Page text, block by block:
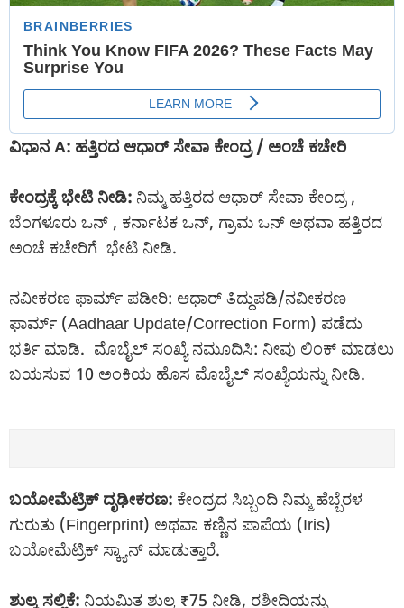
ವಿಧಾನ A: ಹತ್ತಿರದ ಆಧಾರ್ ಸೇವಾ ಕೇಂದ್ರ / ಅಂಚೆ ಕಚೇರಿ
ಕೇಂದ್ರಕ್ಕೆ ಭೇಟಿ ನೀಡಿ: ನಿಮ್ಮ ಹತ್ತಿರದ ಆಧಾರ್ ಸೇವಾ ಕೇಂದ್ರ ,
ಬೆಂಗಳೂರು ಒನ್ , ಕರ್ನಾಟಕ ಒನ್, ಗ್ರಾಮ ಒನ್ ಅಥವಾ ಹತ್ತಿರದ
ಅಂಚೆ ಕಚೇರಿಗೆ ಭೇಟಿ ನೀಡಿ.
ನವೀಕರಣ ಫಾರ್ಮ್ ಪಡೀರಿ: ಆಧಾರ್ ತಿದ್ದುಪಡಿ/ನವೀಕರಣ
ಫಾರ್ಮ್ (Aadhaar Update/Correction Form) ಪಡೆದು
ಭರ್ತಿ ಮಾಡಿ. ಮೊಬೈಲ್ ಸಂಖ್ಯೆ ನಮೂದಿಸಿ: ನೀವು ಲಿಂಕ್ ಮಾಡಲು
ಬಯಸುವ 10 ಅಂಕಿಯ ಹೊಸ ಮೊಬೈಲ್ ಸಂಖ್ಯೆಯನ್ನು ನೀಡಿ.
ಬಯೋಮೆಟ್ರಿಕ್ ದೃಢೀಕರಣ: ಕೇಂದ್ರದ ಸಿಬ್ಬಂದಿ ನಿಮ್ಮ ಹೆಬ್ಬೆರಳ
ಗುರುತು (Fingerprint) ಅಥವಾ ಕಣ್ಣಿನ ಪಾಪೆಯ (Iris)
ಬಯೋಮೆಟ್ರಿಕ್ ಸ್ಕ್ಯಾನ್ ಮಾಡುತ್ತಾರೆ.
ಶುಲ್ಕ ಸಲ್ಲಿಕೆ: ನಿಯಮಿತ ಶುಲ್ಕ ₹75 ನೀಡಿ, ರಶೀದಿಯನ್ನು